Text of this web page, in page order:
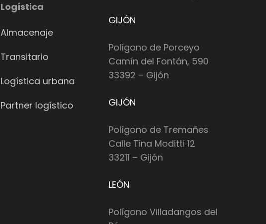
Logística
Almacenaje
Transitario
Logística urbana
Partner logístico
GIJÓN
Polígono de Porceyo
Camín del Fontán, 590
33392 – Gijón
GIJÓN
Polígono de Tremañes
Calle Tina Moditti 12
33211 – Gijón
LEÓN
Polígono Villadangos del